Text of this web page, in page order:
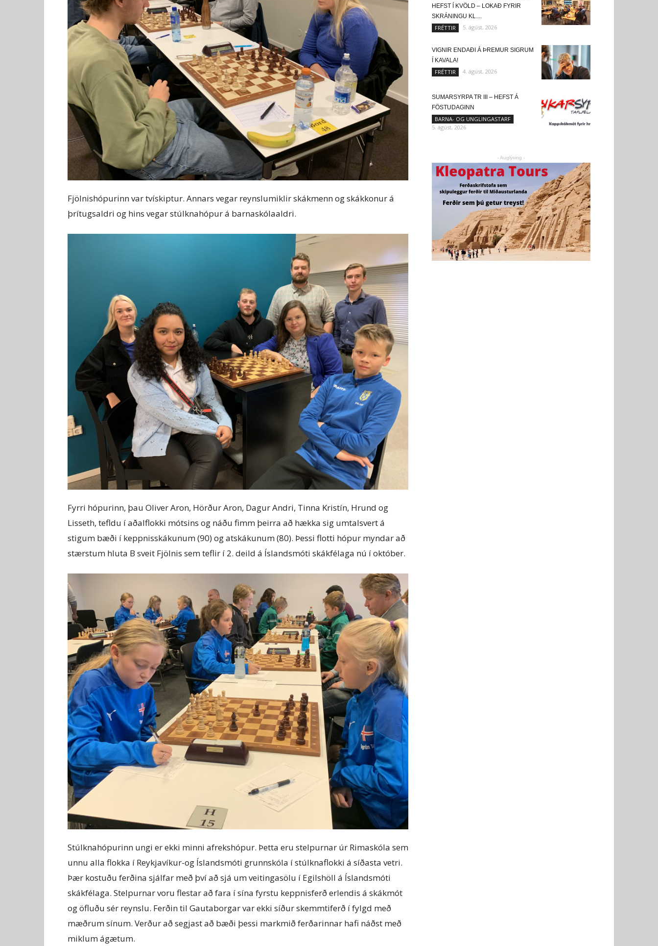
Fjölnishópurinn var tvískiptur. Annars vegar reynslumiklir skákmenn og skákkonur á
þrítugsaldri og hins vegar stúlknahópur á barnaskólaaldri.
Fyrri hópurinn, þau Oliver Aron, Hörður Aron, Dagur Andri, Tinna Kristín, Hrund og
Lisseth, tefldu í aðalflokki mótsins og náðu fimm þeirra að hækka sig umtalsvert á
stigum bæði í keppnisskákunum (90) og atskákunum (80). Þessi flotti hópur myndar að
stærstum hluta B sveit Fjölnis sem teflir í 2. deild á Íslandsmóti skákfélaga nú í október.
Stúlknahópurinn ungi er ekki minni afrekshópur. Þetta eru stelpurnar úr Rimaskóla sem
unnu alla flokka í Reykjavíkur-og Íslandsmóti grunnskóla í stúlknaflokki á síðasta vetri.
Þær kostuðu ferðina sjálfar með því að sjá um veitingasölu í Egilshöll á Íslandsmóti
skákfélaga. Stelpurnar voru flestar að fara í sína fyrstu keppnisferð erlendis á skákmót
og öfluðu sér reynslu. Ferðin til Gautaborgar var ekki síður skemmtiferð í fylgd með
mæðrum sínum. Verður að segjast að bæði þessi markmið ferðarinnar hafi náðst með
miklum ágætum.
HEFST Í KVÖLD – LOKAÐ FYRIR
SKRÁNINGU KL....
FRÉTTIR 5. ágúst, 2026
VIGNIR ENDAÐI Á ÞREMUR SIGRUM
Í KAVALA!
FRÉTTIR 4. ágúst, 2026
SUMARSYRPA TR III – HEFST Á
FÖSTUDAGINN
BARNA- OG UNGLINGASTARF
5. ágúst, 2026
- Auglýsing -